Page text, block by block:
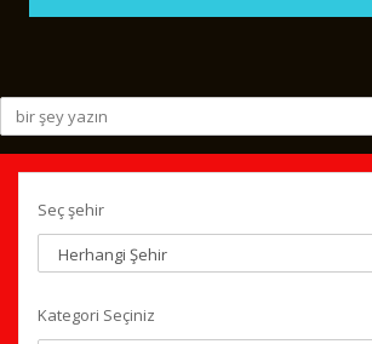
Seç şehir
Kategori Seçiniz